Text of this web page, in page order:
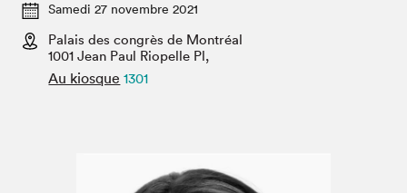
Espace exposant⋅e⋅s
Espace enseignant·e·s
Projets partenaires
Samedi 27 novembre 2021
Palais des congrès de Montréal
1001 Jean Paul Riopelle Pl,
Au kiosque 1301